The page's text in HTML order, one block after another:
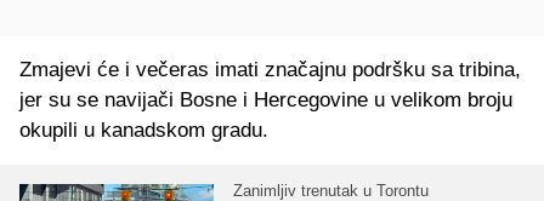
Zmajevi će i večeras imati značajnu podršku sa tribina,
jer su se navijači Bosne i Hercegovine u velikom broju
okupili u kanadskom gradu.
Zanimljiv trenutak u Torontu